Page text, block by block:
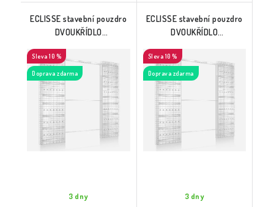
ECLISSE stavební pouzdro
DVOUKŘÍDLO
10 %
Doprava zdarma
3 dny
ECLISSE stavební pouzdro
DVOUKŘÍDLO
10 %
Doprava zdarma
3 dny